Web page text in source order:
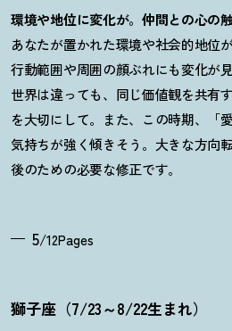
環境や地位に変化が。仲間との心の
あなたが置かれた環境や社会的地位
行動範囲や周囲の顔ぶれにも変化が
世界は違っても、同じ価値観を共有
を大切にして。また、この時期、「
気持ちが強く傾きそう。大きな方向
後のための必要な修正です。
5/12Pages
獅子座（7/23～8/22生まれ）